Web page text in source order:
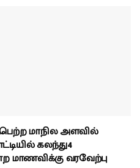
மாநில அளவில்
கலந்து4
வரவேற்பு